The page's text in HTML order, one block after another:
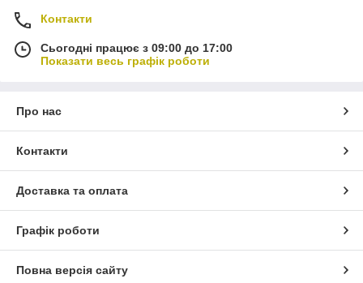
Контакти
Сьогодні працює з 09:00 до 17:00
Показати весь графік роботи
Про нас
Контакти
Доставка та оплата
Графік роботи
Повна версія сайту